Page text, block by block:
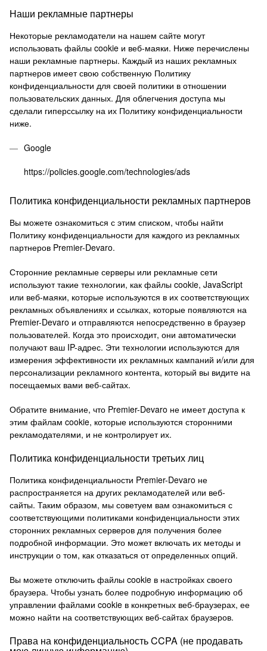
Наши рекламные партнеры
Некоторые рекламодатели на нашем сайте могут
использовать файлы cookie и веб-маяки. Ниже перечислены
наши рекламные партнеры. Каждый из наших рекламных
партнеров имеет свою собственную Политику
конфиденциальности для своей политики в отношении
пользовательских данных. Для облегчения доступа мы
сделали гиперссылку на их Политику конфиденциальности
ниже.
Google
https://policies.google.com/technologies/ads
Политика конфиденциальности рекламных партнеров
Вы можете ознакомиться с этим списком, чтобы найти
Политику конфиденциальности для каждого из рекламных
партнеров Premier-Devaro.
Сторонние рекламные серверы или рекламные сети
используют такие технологии, как файлы cookie, JavaScript
или веб-маяки, которые используются в их соответствующих
рекламных объявлениях и ссылках, которые появляются на
Premier-Devaro и отправляются непосредственно в браузер
пользователей. Когда это происходит, они автоматически
получают ваш IP-адрес. Эти технологии используются для
измерения эффективности их рекламных кампаний и/или для
персонализации рекламного контента, который вы видите на
посещаемых вами веб-сайтах.
Обратите внимание, что Premier-Devaro не имеет доступа к
этим файлам cookie, которые используются сторонними
рекламодателями, и не контролирует их.
Политика конфиденциальности третьих лиц
Политика конфиденциальности Premier-Devaro не
распространяется на других рекламодателей или веб-
сайты. Таким образом, мы советуем вам ознакомиться с
соответствующими политиками конфиденциальности этих
сторонних рекламных серверов для получения более
подробной информации. Это может включать их методы и
инструкции о том, как отказаться от определенных опций.
Вы можете отключить файлы cookie в настройках своего
браузера. Чтобы узнать более подробную информацию об
управлении файлами cookie в конкретных веб-браузерах, ее
можно найти на соответствующих веб-сайтах браузеров.
Права на конфиденциальность CCPA (не продавать